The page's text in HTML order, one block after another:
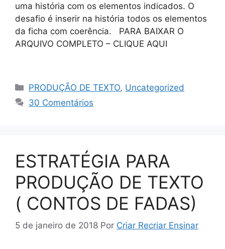
uma história com os elementos indicados. O
desafio é inserir na história todos os elementos
da ficha com coerência. PARA BAIXAR O
ARQUIVO COMPLETO – CLIQUE AQUI
PRODUÇÃO DE TEXTO, Uncategorized
30 Comentários
ESTRATÉGIA PARA
PRODUÇÃO DE TEXTO
( CONTOS DE FADAS)
5 de janeiro de 2018 Por Criar Recriar Ensinar